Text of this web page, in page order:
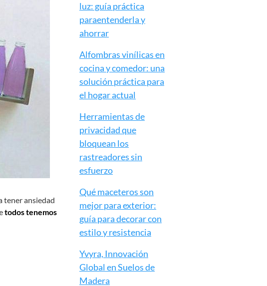
tener ansiedad
todos tenemos
luz: guía práctica
paraentenderla y
ahorrar
Alfombras vinílicas en
cocina y comedor: una
solución práctica para
el hogar actual
Herramientas de
privacidad que
bloquean los
rastreadores sin
esfuerzo
Qué maceteros son
mejor para exterior:
guía para decorar con
estilo y resistencia
Yvyra, Innovación
Global en Suelos de
Madera